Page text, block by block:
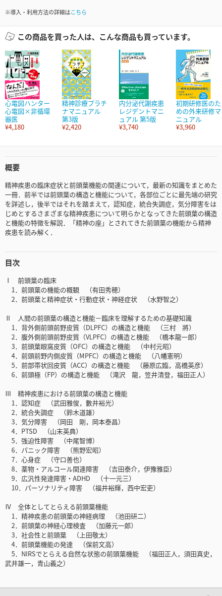
※導入・利用方法の詳細はこちら
この商品を買った人は、こんな商品も買っています。
心電図ハンター
心電図×非循環
器医
¥4,180
精神診療プラチ
ナマニュアル
第3版
¥2,420
内分泌代謝疾患
レジデントマニ
ュアル 第5版
¥3,740
初期研修医のた
めの外来研修マ
ニュアル
¥3,960
概要
精神疾患の臨床症状と前頭葉機能の関連について，最新の知識をまとめた
一冊．前半では前頭葉の構造と機能について，各部位ごとに最先端の研究
を詳述し，後半ではそれを踏まえて，認知症，統合失調症，気分障害をは
じめとするさまざまな精神疾患について明らかとなってきた前頭葉の構造
と機能の特徴を解説．「精神の座」とされてきた前頭葉の機能から精神
疾患を読み解く．
目次
Ⅰ 前頭葉の臨床
1．前頭葉の機能の概観 （有田秀穂）
2．前頭葉と精神症状・行動症状・神経症状 （水野智之）
Ⅱ 人間の前頭葉の構造と機能－臨床を理解するための基礎知識
1．背外側前頭前野皮質（DLPFC）の構造と機能 （三村 將）
2．腹外側前頭前野皮質（VLPFC）の構造と機能 （橋本龍一郎）
3．前頭葉眼窩皮質（OFC）の構造と機能 （中村元昭）
4．前頭前野内側皮質（MPFC）の構造と機能 （八幡憲明）
5．前部帯状回皮質（ACC）の構造と機能 （藤原広臨，高橋英彦）
6．前頭極（FP）の構造と機能 （滝沢 龍，笠井清登，福田正人）
Ⅲ 精神疾患における前頭葉の構造と機能
1．認知症 （武田雅俊，數井裕光）
2．統合失調症 （鈴木道雄）
3．気分障害 （岡田 剛，岡本泰昌）
4．PTSD （山末英典）
5．強迫性障害 （中尾智博）
6．パニック障害 （熊野宏昭）
7．心身症 （守口善也）
8．薬物・アルコール関連障害 （吉田泰介，伊豫雅臣）
9．広汎性発達障害・ADHD （十一元三）
10．パーソナリティ障害 （福井裕輝，西中宏吏）
Ⅳ 全体としてとらえる前頭葉機能
1．精神疾患の前頭葉の神経病理 （池田研二）
2．前頭葉の神経心理検査 （加藤元一郎）
3．社会性と前頭葉 （上田敬太）
4．前頭葉機能の発達 （保前文高）
5．NIRSでとらえる自然な状態の前頭葉機能 （福田正人，須田真史，
武井雄一，青山義之）